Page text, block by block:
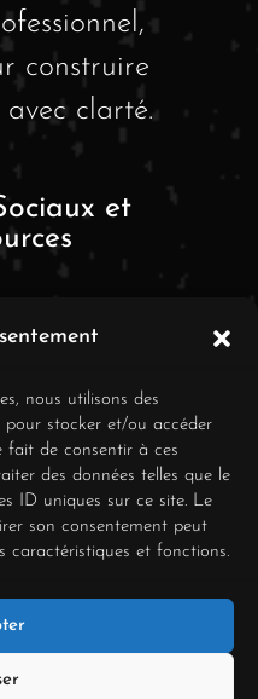
nous utilisons des
pour stocker et/ou accéder
fait de consentir à ces
des données telles que le
ID uniques sur ce site. Le
son consentement peut
caractéristiques et fonctions.
construire
clarté.
et
FAQ
Légales
de
vente
de